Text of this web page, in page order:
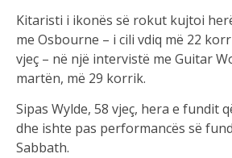
Kitaristi i ikonës së rokut kujtoi
me Osbourne – i cili vdiq më 22
vjeç – në një intervistë me Guitar
martën, më 29 korrik.
Sipas Wylde, 58 vjeç, hera e fundit
dhe ishte pas performancës së
Sabbath.